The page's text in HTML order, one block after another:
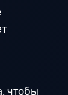
чтобы